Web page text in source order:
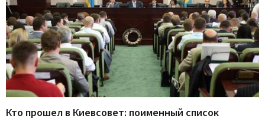
Кто прошел в Киевсовет: поименный список